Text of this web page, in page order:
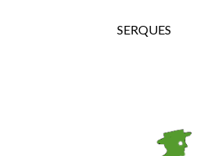
SERQUES